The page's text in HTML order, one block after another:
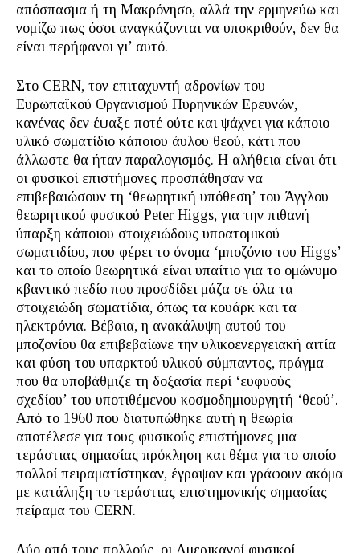
απόσπασμα ή τη Μακρόνησο, αλλά την ερμηνεύω και
νομίζω πως όσοι αναγκάζονται να υποκριθούν, δεν θα
είναι περήφανοι γι’ αυτό.
Στο CERN, τον επιταχυντή αδρονίων του
Ευρωπαϊκού Οργανισμού Πυρηνικών Ερευνών,
κανένας δεν έψαξε ποτέ ούτε και ψάχνει για κάποιο
υλικό σωματίδιο κάποιου άυλου θεού, κάτι που
άλλωστε θα ήταν παραλογισμός. Η αλήθεια είναι ότι
οι φυσικοί επιστήμονες προσπάθησαν να
επιβεβαιώσουν τη ‘θεωρητική υπόθεση’ του Άγγλου
θεωρητικού φυσικού Peter Higgs, για την πιθανή
ύπαρξη κάποιου στοιχειώδους υποατομικού
σωματιδίου, που φέρει το όνομα ‘μποζόνιο του Higgs’
και το οποίο θεωρητικά είναι υπαίτιο για το ομώνυμο
κβαντικό πεδίο που προσδίδει μάζα σε όλα τα
στοιχειώδη σωματίδια, όπως τα κουάρκ και τα
ηλεκτρόνια. Βέβαια, η ανακάλυψη αυτού του
μποζονίου θα επιβεβαίωνε την υλικοενεργειακή αιτία
και φύση του υπαρκτού υλικού σύμπαντος, πράγμα
που θα υποβάθμιζε τη δοξασία περί ‘ευφυούς
σχεδίου’ του υποτιθέμενου κοσμοδημιουργητή ‘θεού’.
Από το 1960 που διατυπώθηκε αυτή η θεωρία
αποτέλεσε για τους φυσικούς επιστήμονες μια
τεράστιας σημασίας πρόκληση και θέμα για το οποίο
πολλοί πειραματίστηκαν, έγραψαν και γράφουν ακόμα
με κατάληξη το τεράστιας επιστημονικής σημασίας
πείραμα του CERN.
Δύο από τους πολλούς, οι Αμερικανοί φυσικοί